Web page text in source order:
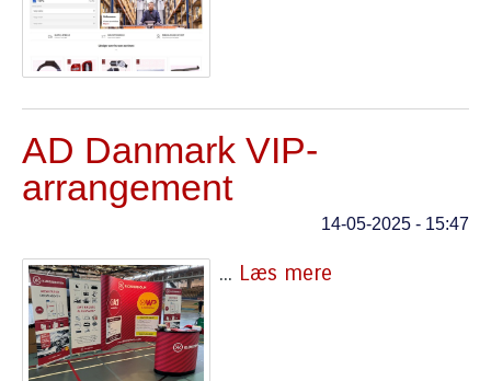
AD Danmark VIP-
arrangement
14-05-2025 - 15:47
... Læs mere